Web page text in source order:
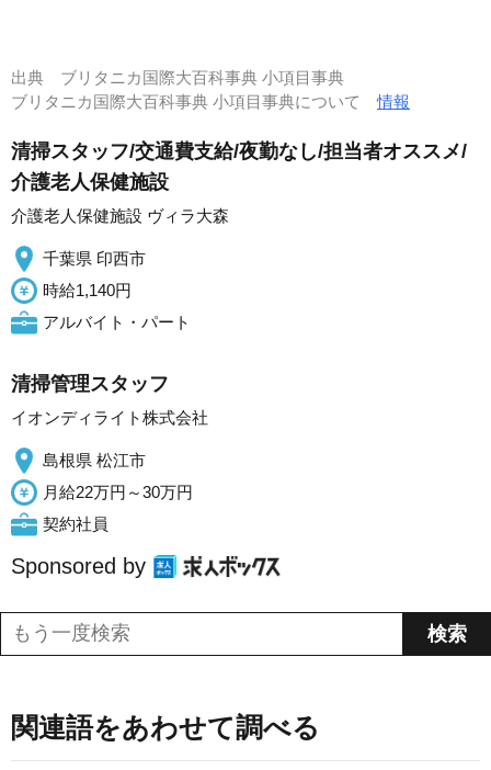
出典 ブリタニカ国際大百科事典 小項目事典
ブリタニカ国際大百科事典 小項目事典について情報
清掃スタッフ/交通費支給/夜勤なし/担当者オススメ/
介護老人保健施設
介護老人保健施設 ヴィラ大森
千葉県 印西市
時給1,140円
アルバイト・パート
清掃管理スタッフ
イオンディライト株式会社
島根県 松江市
月給22万円～30万円
契約社員
Sponsored by
関連語をあわせて調べる